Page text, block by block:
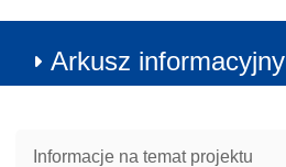
Arkusz informacyjny
Informacje na temat projektu